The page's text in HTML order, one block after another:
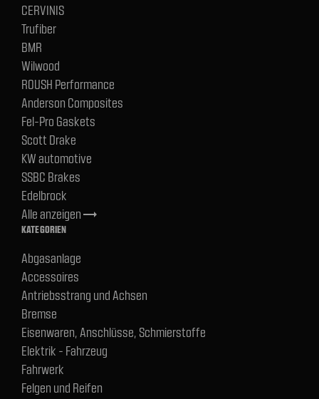
CERVINIS
Trufiber
BMR
Wilwood
ROUSH Performance
Anderson Composites
Fel-Pro Gaskets
Scott Drake
KW automotive
SSBC Brakes
Edelbrock
Alle anzeigentrending_flat
KATEGORIEN
Abgasanlage
Accessoires
Antriebsstrang und Achsen
Bremse
Eisenwaren, Anschlüsse, Schmierstoffe
Elektrik - Fahrzeug
Fahrwerk
Felgen und Reifen